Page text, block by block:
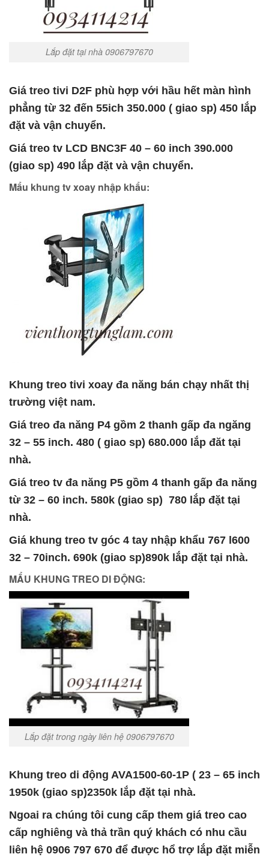
Lắp đặt tại nhà 0906797670
Giá treo tivi D2F phù hợp với hầu hết màn hình
phẳng từ 32 đến 55ich 350.000 ( giao sp) 450 lắp
đặt và vận chuyển.
Giá treo tv LCD BNC3F 40 – 60 inch 390.000
(giao sp) 490 lắp đặt và vận chuyển.
Mẩu khung tv xoay nhập khẩu:
Khung treo tivi xoay đa năng bán chạy nhất thị
trường việt nam.
Giá treo đa năng P4 gồm 2 thanh gấp đa ngăng
32 – 55 inch. 480 ( giao sp) 680.000 lắp đăt tại
nhà.
Giá treo tv đa năng P5 gồm 4 thanh gấp đa năng
từ 32 – 60 inch. 580k (giao sp) 780 lắp đặt tại
nhà.
Giá khung treo tv góc 4 tay nhập khẩu 767 l600
32 – 70inch. 690k (giao sp)890k lắp đặt tại nhà.
MẨU KHUNG TREO DI ĐỘNG:
Lắp đặt trong ngày liên hệ 0906797670
Khung treo di động AVA1500-60-1P ( 23 – 65 inch
1950k (giao sp)2350k lắp đặt tại nhà.
Ngoai ra chúng tôi cung cấp them giá treo cao
cấp nghiêng và thả trần quý khách có nhu cầu
liên hệ 0906 797 670 để được hổ trợ lắp đặt miễn